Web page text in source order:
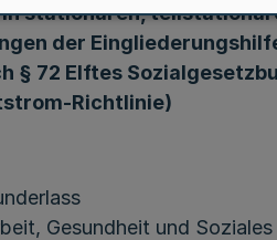
stationären,
der
§ 72 Elftes
Richtlinie)
Gesundheit und Soziales